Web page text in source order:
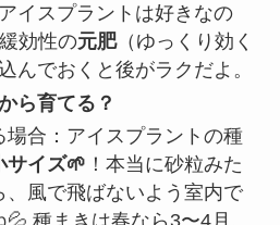
イスプラントは好きなの
効性の元肥（ゆっくり効く
んでおくと後がラクだよ。
ら育てる？
場合：アイスプラントの種
サイズ🌱 ！本当に砂粒みた
、風で飛ばないよう室内で